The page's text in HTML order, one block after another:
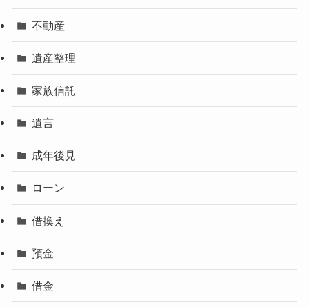
不動産
遺産整理
家族信託
遺言
成年後見
ローン
借換え
預金
借金